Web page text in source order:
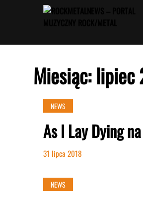
Miesiąc:lipiec
NEWS
As I Lay Dying
31 lipca 2018
NEWS